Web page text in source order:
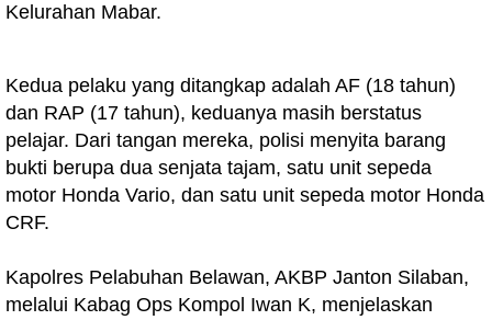
Kelurahan Mabar.
Kedua pelaku yang ditangkap adalah AF (18 tahun)
dan RAP (17 tahun), keduanya masih berstatus
pelajar. Dari tangan mereka, polisi menyita barang
bukti berupa dua senjata tajam, satu unit sepeda
motor Honda Vario, dan satu unit sepeda motor Honda
CRF.
Kapolres Pelabuhan Belawan, AKBP Janton Silaban,
melalui Kabag Ops Kompol Iwan K, menjelaskan